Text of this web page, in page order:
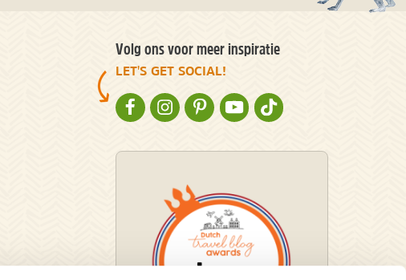
Volg ons voor meer inspiratie
LET'S GET SOCIAL!
NATURESCANNER OP FACEBOOK
NATURESCANNER OP INSTAGRAM
NATURESCANNER OP PINTEREST
NATURESCANNER OP YOUTUBE
NATURESCANNER OP